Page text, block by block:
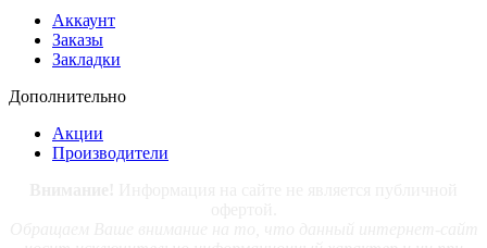
Аккаунт
Заказы
Закладки
Дополнительно
Акции
Производители